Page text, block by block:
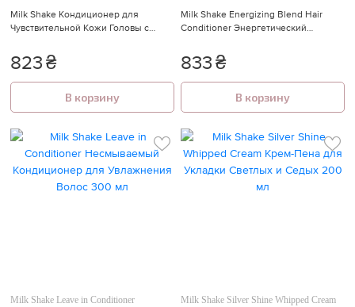
Milk Shake Кондиционер для
Чувствительной Кожи Головы с
823₴
В корзину
Milk Shake Energizing Blend Hair
Conditioner Энергетический
833₴
В корзину
Milk Shake Leave in Conditioner Milk Shake Silver Shine Whipped Cream